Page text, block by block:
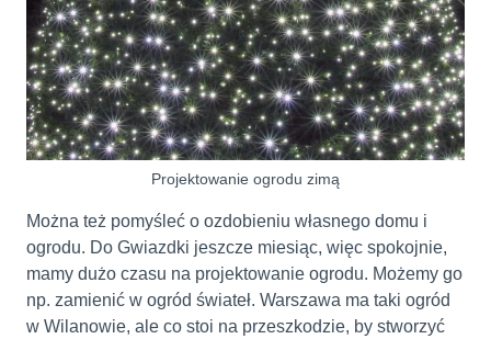
Projektowanie ogrodu zimą
Można też pomyśleć o ozdobieniu własnego domu i
ogrodu. Do Gwiazdki jeszcze miesiąc, więc spokojnie,
mamy dużo czasu na projektowanie ogrodu. Możemy go
np. zamienić w ogród świateł. Warszawa ma taki ogród
w Wilanowie, ale co stoi na przeszkodzie, by stworzyć